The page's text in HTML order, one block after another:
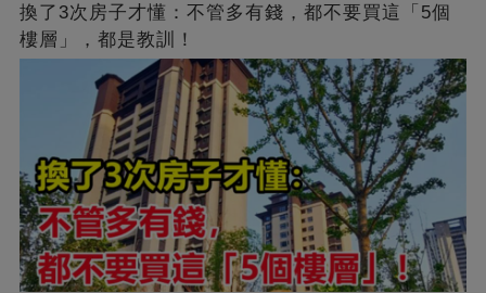
換了3次房子才懂：不管多有錢，都不要買這「5個
樓層」，都是教訓！